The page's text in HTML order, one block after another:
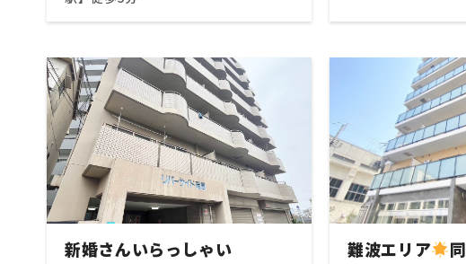
新婚さんいらっしゃい 難波エリア